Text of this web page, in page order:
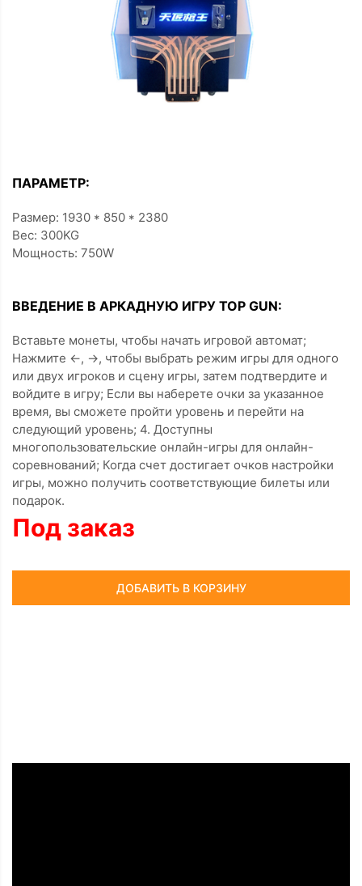
ПАРАМЕТР:
Размер: 1930 * 850 * 2380
Вес: 300KG
Мощность: 750W
ВВЕДЕНИЕ В АРКАДНУЮ ИГРУ TOP GUN:
Вставьте монеты, чтобы начать игровой автомат;
Нажмите ←, →, чтобы выбрать режим игры для одного
или двух игроков и сцену игры, затем подтвердите и
войдите в игру; Если вы наберете очки за указанное
время, вы сможете пройти уровень и перейти на
следующий уровень; 4. Доступны
многопользовательские онлайн-игры для онлайн-
соревнований; Когда счет достигает очков настройки
игры, можно получить соответствующие билеты или
подарок.
Под заказ
ДОБАВИТЬ В КОРЗИНУ